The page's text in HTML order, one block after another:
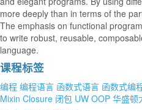
more deeply than in terms of the
The emphasis on functional
to write robust, reusable,
language.
课程标签
编程 编程语言 函数式语言 函数式编
Mixin Closure 闭包 UW OOP 华盛顿